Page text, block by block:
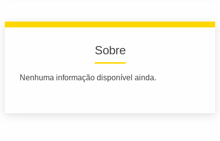
Sobre
Nenhuma informação disponível ainda.